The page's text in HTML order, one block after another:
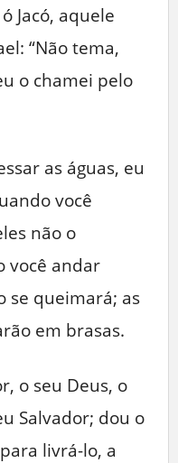
Jacó, aquele
“Não tema,
o chamei pelo
as águas, eu
você
não o
você andar
se queimará; as
em brasas.
o seu Deus, o
Salvador; dou o
livrá-lo, a